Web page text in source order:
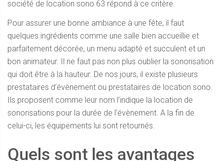
société de location sono 63 répond à ce critère.
Pour assurer une bonne ambiance à une fête, il faut
quelques ingrédients comme une salle bien accueillie et
parfaitement décorée, un menu adapté et succulent et un
bon animateur. Il ne faut pas non plus oublier la sonorisation
qui doit être à la hauteur. De nos jours, il existe plusieurs
prestataires d’évènement ou prestataires de location sono.
Ils proposent comme leur nom l’indique la location de
sonorisations pour la durée de l’évènement. A la fin de
celui-ci, les équipements lui sont retournés.
Quels sont les avantages